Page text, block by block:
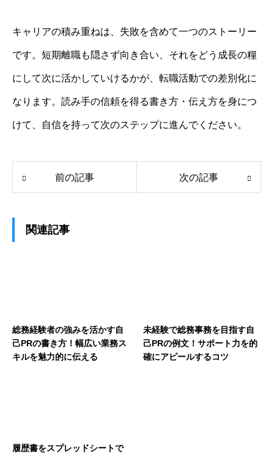
キャリアの積み重ねは、失敗を含めて一つのストーリー
です。短期離職も隠さず向き合い、それをどう成長の糧
にして次に活かしていけるかが、転職活動での差別化に
なります。読み手の信頼を得る書き方・伝え方を身につ
けて、自信を持って次のステップに進んでください。
前の記事 次の記事
関連記事
総務経験者の強みを活かす自
己PRの書き方！幅広い業務ス
キルを魅力的に伝える
未経験で総務事務を目指す自
己PRの例文！サポート力を的
確にアピールするコツ
履歴書をスプレッドシートで